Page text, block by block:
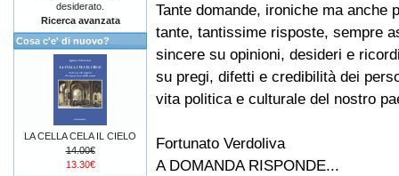
Tante domande, ironiche ma anche
tante, tantissime risposte, sempre
sincere su opinioni, desideri e
su pregi, difetti e credibilità dei
vita politica e culturale del nostro
Fortunato Verdoliva
A DOMANDA RISPONDE...
desiderato.
Ricerca avanzata
Cosa c'e' di nuovo?
LA CELLA CELA IL CIELO
14.00€
13.30€